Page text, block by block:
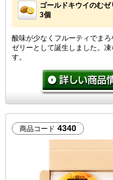
ゴールドキウイのむゼ
3個
酸味が少なくフルーティでま
ゼリーとして誕生しました。
す。
商品コード 4340